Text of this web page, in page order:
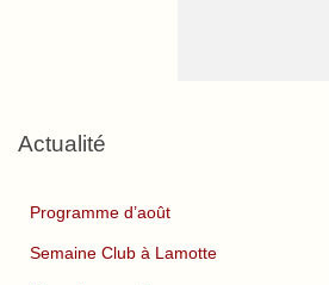
Actualité
Programme d’août
Semaine Club à Lamotte